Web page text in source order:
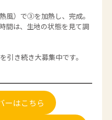
風）で③を加熱し、完成。
間は、生地の状態を見て調
引き続き大募集中です。
ーはこちら